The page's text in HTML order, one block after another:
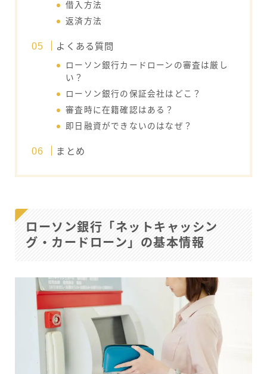
借入方法
返済方法
よくある質問
ローソン銀行カードローンの審査は厳し
い？
ローソン銀行の保証会社はどこ？
審査時に在籍確認はある？
即日融資ができないのはなぜ？
まとめ
ローソン銀行「ネットキャッシン
グ・カードローン」の基本情報